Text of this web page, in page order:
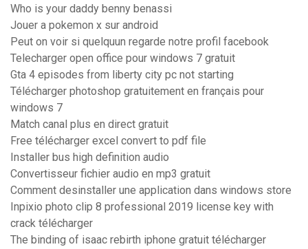
Who is your daddy benny benassi
Jouer a pokemon x sur android
Peut on voir si quelquun regarde notre profil facebook
Telecharger open office pour windows 7 gratuit
Gta 4 episodes from liberty city pc not starting
Télécharger photoshop gratuitement en français pour
windows 7
Match canal plus en direct gratuit
Free télécharger excel convert to pdf file
Installer bus high definition audio
Convertisseur fichier audio en mp3 gratuit
Comment desinstaller une application dans windows store
Inpixio photo clip 8 professional 2019 license key with
crack télécharger
The binding of isaac rebirth iphone gratuit télécharger